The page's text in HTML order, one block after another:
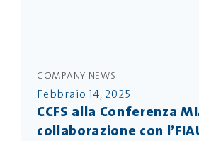
COMPANY NEWS
Febbraio 14, 2025
CCFS alla Conferenza
collaborazione con